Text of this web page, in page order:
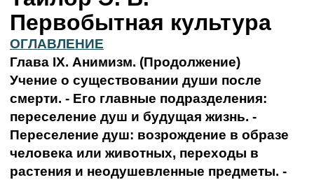
Первобытная культура
ОГЛАВЛЕНИЕ
Глава IX. Анимизм. (Продолжение)
Учение о существовании души после
смерти. - Его главные подразделения:
переселение душ и будущая жизнь. -
Переселение душ: возрождение в образе
человека или животных, переходы в
растения и неодушевленные предметы. -